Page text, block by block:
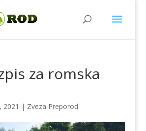
za romska
2021 | Zveza Preporod